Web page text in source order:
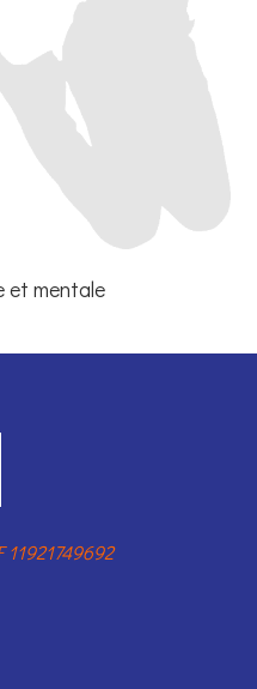
et mentale
11921749692